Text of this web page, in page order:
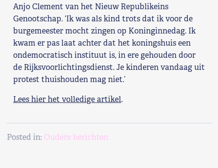
Shop
Contact
Voor leden
Word Lid
Anjo Clement van het Nieuw Republikeins
Genootschap. ‘Ik was als kind trots dat ik voor de
burgemeester mocht zingen op Koninginnedag. Ik
kwam er pas laat achter dat het koningshuis een
ondemocratisch instituut is, in ere gehouden door
de Rijksvoorlichtingsdienst. Je kinderen vandaag uit
protest thuishouden mag niet.’
Lees hier het volledige artikel.
Posted in: Oudere berichten